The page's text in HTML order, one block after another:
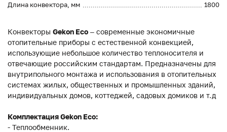
Длина конвектора, мм
1800
Конвекторы Gekon Eco – современные экономичные
отопительные приборы с естественной конвекцией,
использующие небольшое количество теплоносителя и
отвечающие российским стандартам. Предназначены для
внутрипольного монтажа и использования в отопительных
системах жилых, общественных и промышленных зданий,
индивидуальных домов, коттеджей, садовых домиков и т.д
Комплектация Gekon Eco:
- Теплообменник.